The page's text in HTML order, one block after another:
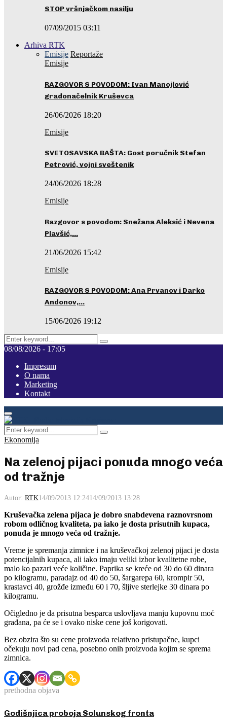
STOP vršnjačkom nasilju
07/09/2015 03:11
Arhiva RTK
Emisije Reportaže
Emisije
RAZGOVOR S POVODOM: Ivan Manojlović
gradonačelnik Kruševca
26/06/2026 18:20
Emisije
SVETOSAVSKA BAŠTA: Gost poručnik Stefan
Petrović, vojni sveštenik
24/06/2026 18:28
Emisije
Razgovor s povodom: Snežana Aleksić i Nevena
Plavšić,…
21/06/2026 15:42
Emisije
RAZGOVOR S POVODOM: Ana Prvanov i Darko
Andonov,…
15/06/2026 19:12
Search
for:
Pretraga
08/08/2026 - 17:05
Impresum
O nama
Marketing
Kontakt
Facebook
Instagram
Youtube
Primary
Menu
Search
for:
Pretraga
Ekonomija
Na zelenoj pijaci ponuda mnogo veća
od tražnje
Autor: RTK14/09/2013 12:2414/09/2013 13:28
Kruševačka zelena pijaca je dobro snabdevena raznovrsnom
robom odličnog kvaliteta, pa iako je dosta prisutnih kupaca,
ponuda je mnogo veća od tražnje.
Vreme je spremanja zimnice i na kruševačkoj zelenoj pijaci je dosta
potencijalnih kupaca, ali iako imaju veliki izbor kvalitetne robe,
malo ko pazari veće količine. Paprika se kreće od 30 do 60 dinara
po kilogramu, paradajz od 40 do 50, šargarepa 60, krompir 50,
krastavci 40, grožđe između 60 i 70, šljive sterlejke 30 dinara po
kilogramu.
Očigledno je da prisutna besparca uslovljava manju kupovnu moć
građana, pa će se i ovako niske cene još korigovati.
Bez obzira što su cene proizvoda relativno pristupačne, kupci
očekuju novi pad cena, posebno onih proizvoda kojim se sprema
zimnica.
prethodna objava
Godišnjica proboja Solunskog fronta